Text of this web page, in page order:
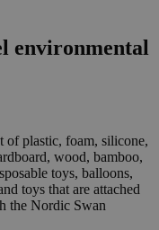
environmental
of plastic, foam, silicone,
wood, bamboo,
toys, balloons,
toys that are attached
the Nordic Swan